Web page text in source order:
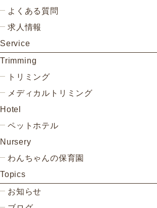
よくある質問
求人情報
Service
Trimming
トリミング
メディカルトリミング
Hotel
ペットホテル
Nursery
わんちゃんの保育園
Topics
お知らせ